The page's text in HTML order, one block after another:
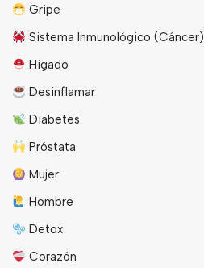
Gripe
Sistema Inmunológico (Cáncer)
Hígado
Desinflamar
Diabetes
Próstata
Mujer
Hombre
Detox
Corazón